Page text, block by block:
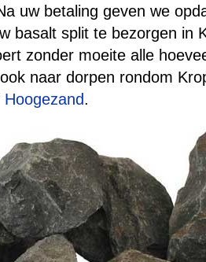
uw betaling geven we
basalt split te bezorgen in
zonder moeite alle
naar dorpen rondom
Hoogezand.